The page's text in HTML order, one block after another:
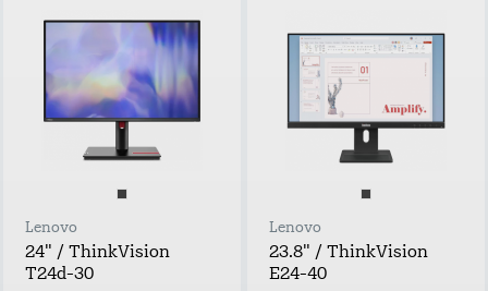
Lenovo
24" / ThinkVision
T24d-30
Lenovo
23.8" / ThinkVision
E24-40